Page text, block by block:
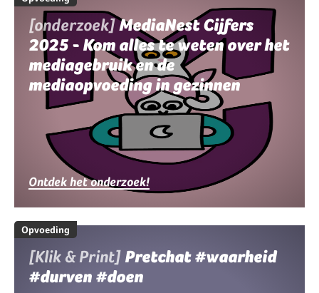
[onderzoek]MediaNest Cijfers
2025 - Kom alles te weten over het
mediagebruik en de
mediaopvoeding in gezinnen
Ontdek het onderzoek!
Opvoeding
[Klik & Print] Pretchat #waarheid
#durven #doen